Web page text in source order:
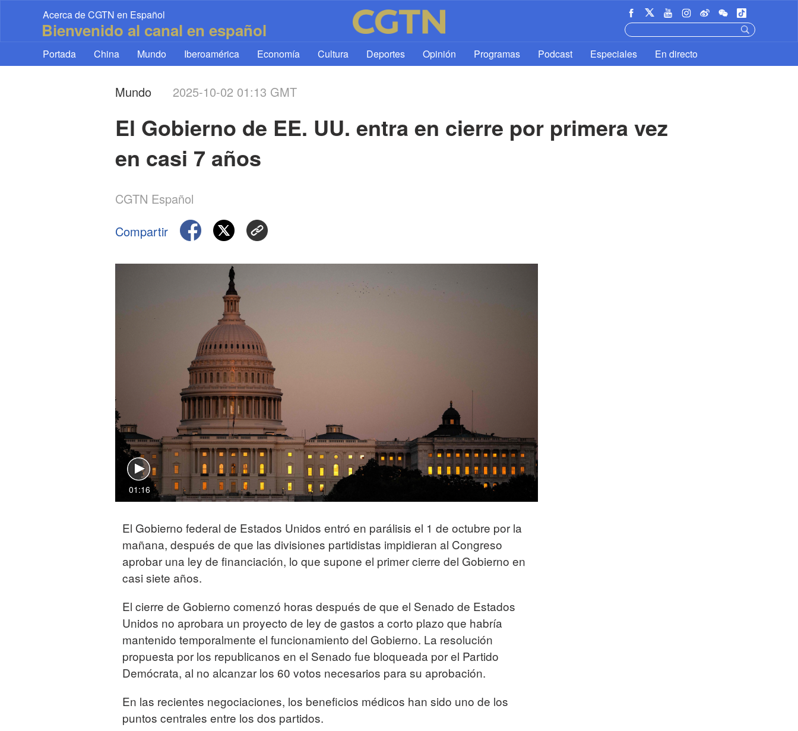
Acerca de CGTN en Español
Bienvenido al canal en español
Portada China Mundo Iberoamérica Economía Cultura Deportes Opinión Programas Podcast Especiales En directo
Mundo 2025-10-02 01:13 GMT
El Gobierno de EE. UU. entra en cierre por primera vez
en casi 7 años
CGTN Español
Compartir
01:16
El Gobierno federal de Estados Unidos entró en parálisis el 1 de octubre por la
mañana, después de que las divisiones partidistas impidieran al Congreso
aprobar una ley de financiación, lo que supone el primer cierre del Gobierno en
casi siete años.
El cierre de Gobierno comenzó horas después de que el Senado de Estados
Unidos no aprobara un proyecto de ley de gastos a corto plazo que habría
mantenido temporalmente el funcionamiento del Gobierno. La resolución
propuesta por los republicanos en el Senado fue bloqueada por el Partido
Demócrata, al no alcanzar los 60 votos necesarios para su aprobación.
En las recientes negociaciones, los beneficios médicos han sido uno de los
puntos centrales entre los dos partidos.